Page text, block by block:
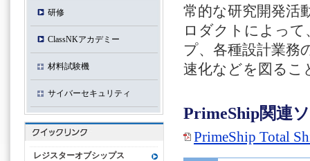
常的な研究開発活
ロダクトによって
プ、各種設計業務
速化などを図るこ
PrimeShip関連
PrimeShip Total
研修
ClassNKアカデミー
材料試験機
サイバーセキュリティ
レジスターオブシップス